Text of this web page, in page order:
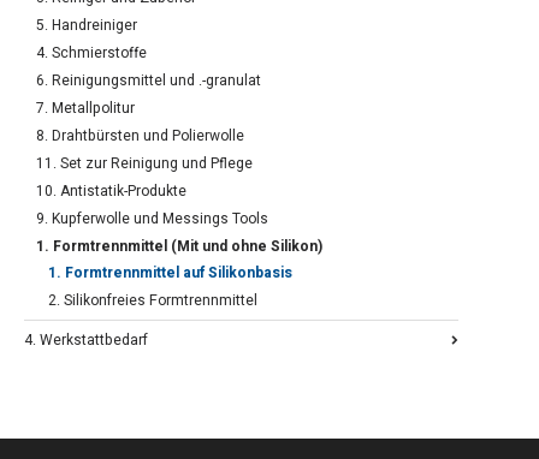
5. Handreiniger
4. Schmierstoffe
6. Reinigungsmittel und .-granulat
7. Metallpolitur
8. Drahtbürsten und Polierwolle
11. Set zur Reinigung und Pflege
10. Antistatik-Produkte
9. Kupferwolle und Messings Tools
1. Formtrennmittel (Mit und ohne Silikon)
1. Formtrennmittel auf Silikonbasis
2. Silikonfreies Formtrennmittel
4. Werkstattbedarf